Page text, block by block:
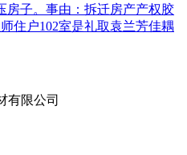
房子。事由：拆迁房产产权胶
住户102室是礼取袁兰芳佳耦
有限公司